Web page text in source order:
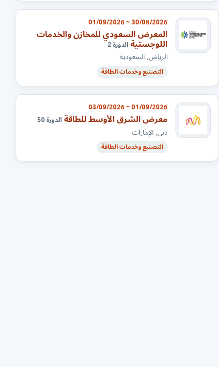
30/08/2026 ~ 01/09/2026
المعرض السعودي للمخازن والخدمات
اللوجستيةالدورة 2
الرياض, السعودية
التصنيع وخدمات الطاقة
01/09/2026 ~ 03/09/2026
معرض الشرق الأوسط للطاقةالدورة 50
دبي, الإمارات
التصنيع وخدمات الطاقة